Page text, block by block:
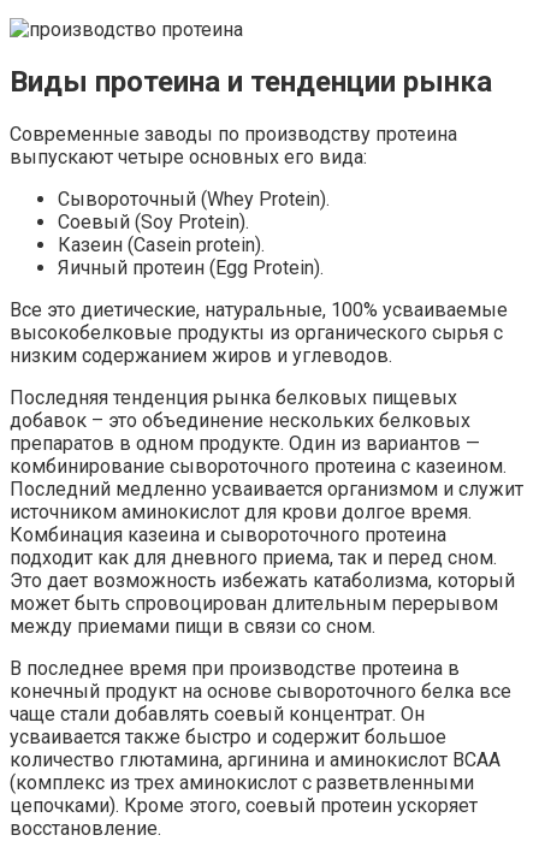
Виды протеина и тенденции рынка
Современные заводы по производству протеина
выпускают четыре основных его вида:
Сывороточный (Whey Protein).
Соевый (Soy Protein).
Казеин (Casein protein).
Яичный протеин (Egg Protein).
Все это диетические, натуральные, 100% усваиваемые
высокобелковые продукты из органического сырья с
низким содержанием жиров и углеводов.
Последняя тенденция рынка белковых пищевых
добавок – это объединение нескольких белковых
препаратов в одном продукте. Один из вариантов —
комбинирование сывороточного протеина с казеином.
Последний медленно усваивается организмом и служит
источником аминокислот для крови долгое время.
Комбинация казеина и сывороточного протеина
подходит как для дневного приема, так и перед сном.
Это дает возможность избежать катаболизма, который
может быть спровоцирован длительным перерывом
между приемами пищи в связи со сном.
В последнее время при производстве протеина в
конечный продукт на основе сывороточного белка все
чаще стали добавлять соевый концентрат. Он
усваивается также быстро и содержит большое
количество глютамина, аргинина и аминокислот ВСАА
(комплекс из трех аминокислот с разветвленными
цепочками). Кроме этого, соевый протеин ускоряет
восстановление.